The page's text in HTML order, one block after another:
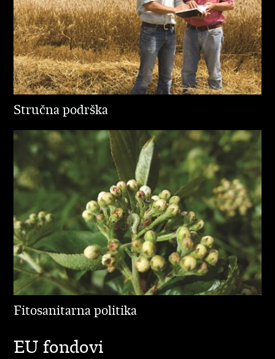
Stručna podrška
Fitosanitarna politika
EU fondovi